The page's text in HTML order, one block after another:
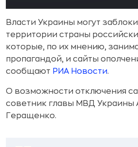
Власти Украины могут
территории страны
которые, по их мнению,
пропагандой, и сайты
сообщают РИА Новости.
О возможности отключения
советник главы МВД Украины
Геращенко.